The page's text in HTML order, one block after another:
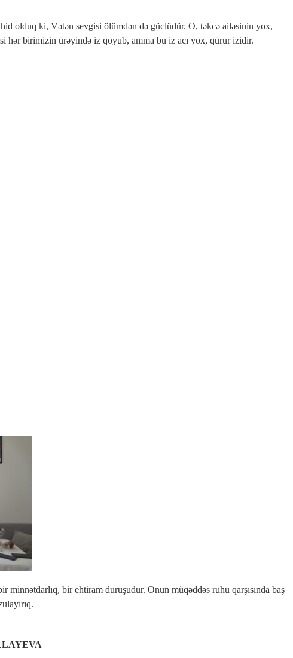
olduq ki, Vətən sevgisi ölümdən də güclüdür. O, təkcə ailəsinin yox,
hər birimizin ürəyində iz qoyub, amma bu iz acı yox, qürur izidir.
minnətdarlıq, bir ehtiram duruşudur. Onun müqəddəs ruhu qarşısında baş